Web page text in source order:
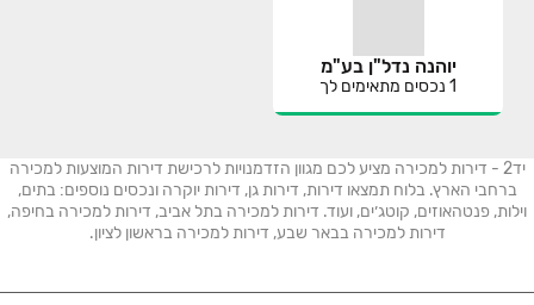
יוהנה נדל"ן בע"מ
1 נכסים מתאימים לך
יד2 - דירות למכירה מציע לכם מגוון הזדמנויות לרכישת דירות המוצעות למכירה
ברחבי הארץ. בלוח תמצאו דירות, דירות גן, דירות יוקרה ונכסים נוספים: בתים,
וילות, פנטהאוזים, קוטג׳ים, ועוד. דירות למכירה בתל אביב, דירות למכירה בחיפה,
דירות למכירה בבאר שבע, דירות למכירה בראשון לציון.